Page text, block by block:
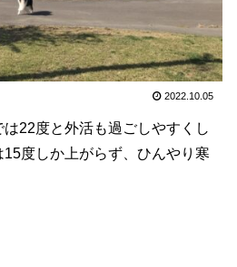
2022.10.05
22度と外活も過ごしやすくし
度しか上がらず、ひんやり寒